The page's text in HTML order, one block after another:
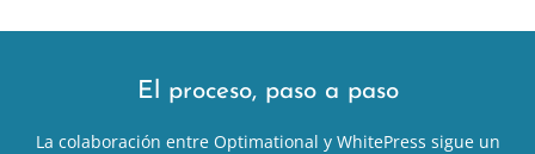
El proceso, paso a paso
La colaboración entre Optimational y WhitePress sigue un